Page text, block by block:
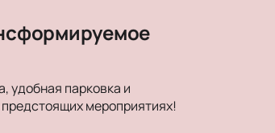
удобная парковка и
мероприятиях!